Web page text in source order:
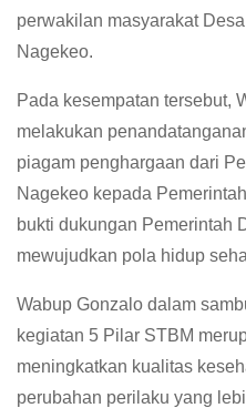
perwakilan masyarakat
Nagekeo.
Pada kesempatan tersebut,
melakukan
piagam penghargaan dari
Nagekeo kepada
bukti dukungan Pemerintah
mewujudkan pola hidup
Wabup Gonzalo dalam
kegiatan 5 Pilar STBM
meningkatkan kualitas
perubahan perilaku yang